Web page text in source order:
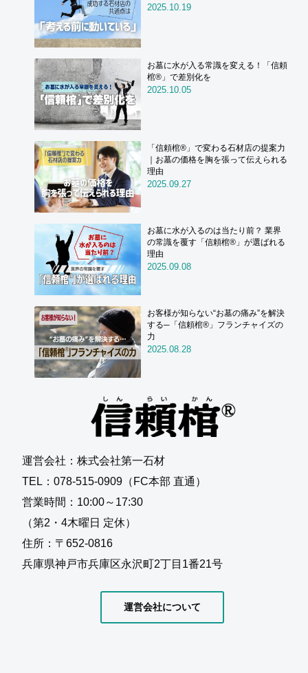
2025.10.19
お墓に水が入る常識を変える！「信頼
棺®」で差別化を
2025.10.05
「信頼棺®」で変わる石材店の提案力
｜お墓の価格を胸を張って伝えられる
理由
2025.09.27
お墓に水が入るのは当たり前？ 業界
の常識を覆す「信頼棺®」が選ばれる
理由
2025.09.08
お客様が知らない“お墓の痛み”を解決
する─「信頼棺®」フランチャイズの
力
2025.08.28
運営会社：株式会社第一石材
TEL：078-515-0909（FC本部 直通）
営業時間：10:00～17:30
（第2・4木曜日 定休）
住所：〒652-0816
兵庫県神戸市兵庫区永沢町2丁目1番21号
運営会社について